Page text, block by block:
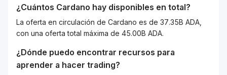
¿Cuántos Cardano hay disponibles en total?
La oferta en circulación de Cardano es de 37.35B ADA,
con una oferta total máxima de 45.00B ADA.
¿Dónde puedo encontrar recursos para
aprender a hacer trading?